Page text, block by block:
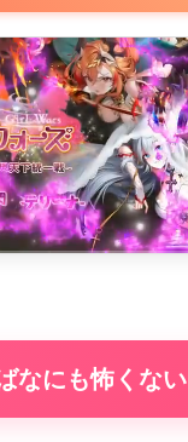
なにも怖くない